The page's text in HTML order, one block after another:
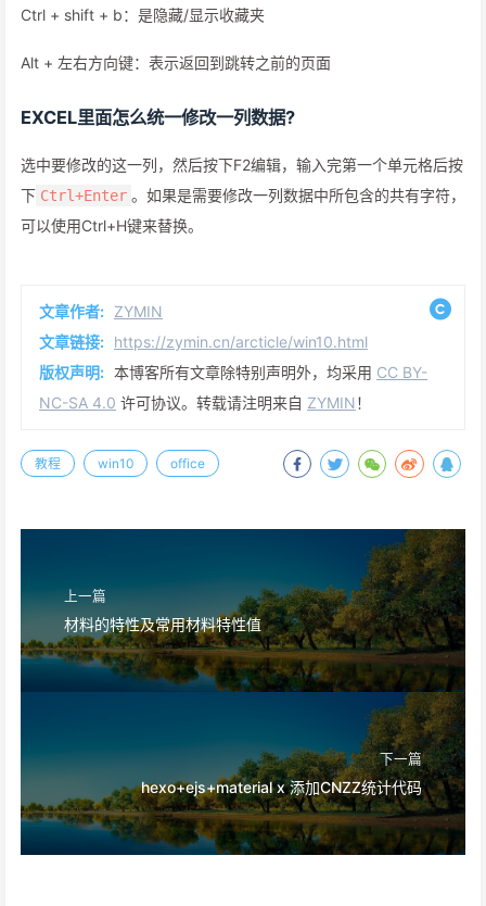
Ctrl + shift + b：是隐藏/显示收藏夹
Alt + 左右方向键：表示返回到跳转之前的页面
EXCEL里面怎么统一修改一列数据?
选中要修改的这一列，然后按下F2编辑，输入完第一个单元格后按
下 Ctrl+Enter 。如果是需要修改一列数据中所包含的共有字符，
可以使用Ctrl+H键来替换。
文章作者: ZYMIN
文章链接: https://zymin.cn/arcticle/win10.html
版权声明: 本博客所有文章除特别声明外，均采用 CC BY-
NC-SA 4.0 许可协议。转载请注明来自 ZYMIN！
教程 win10 office
上一篇
材料的特性及常用材料特性值
下一篇
hexo+ejs+material x 添加CNZZ统计代码